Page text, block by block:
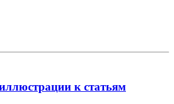
к статьям